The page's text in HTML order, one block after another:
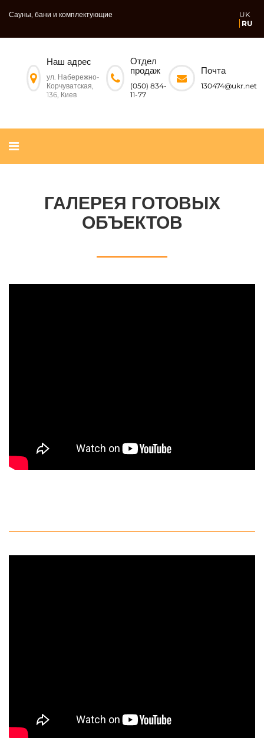
Сауны, бани и комплектующие
UK
RU
Наш адрес
ул. Набережно-
Корчуватская,
136, Киев
Отдел
продаж
(050) 834-
11-77
Почта
130474@ukr.net
ГАЛЕРЕЯ ГОТОВЫХ
ОБЪЕКТОВ